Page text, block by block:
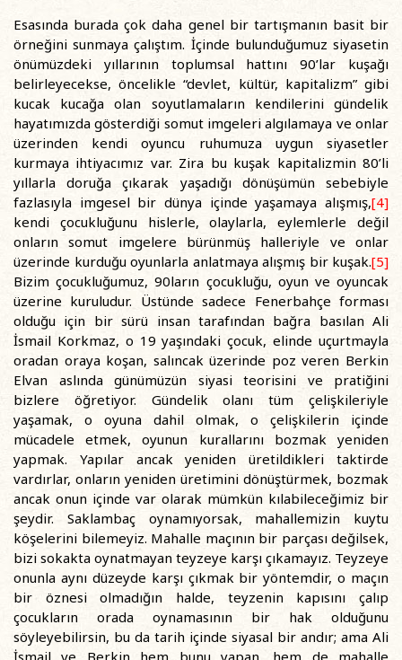
Esasında burada çok daha genel bir tartışmanın basit bir
örneğini sunmaya çalıştım. İçinde bulunduğumuz siyasetin
önümüzdeki yıllarının toplumsal hattını 90’lar kuşağı
belirleyecekse, öncelikle “devlet, kültür, kapitalizm” gibi
kucak kucağa olan soyutlamaların kendilerini gündelik
hayatımızda gösterdiği somut imgeleri algılamaya ve onlar
üzerinden kendi oyuncu ruhumuza uygun siyasetler
kurmaya ihtiyacımız var. Zira bu kuşak kapitalizmin 80’li
yıllarla doruğa çıkarak yaşadığı dönüşümün sebebiyle
fazlasıyla imgesel bir dünya içinde yaşamaya alışmış,[4]
kendi çocukluğunu hislerle, olaylarla, eylemlerle değil
onların somut imgelere bürünmüş halleriyle ve onlar
üzerinde kurduğu oyunlarla anlatmaya alışmış bir kuşak.[5]
Bizim çocukluğumuz, 90ların çocukluğu, oyun ve oyuncak
üzerine kuruludur. Üstünde sadece Fenerbahçe forması
olduğu için bir sürü insan tarafından bağra basılan Ali
İsmail Korkmaz, o 19 yaşındaki çocuk, elinde uçurtmayla
oradan oraya koşan, salıncak üzerinde poz veren Berkin
Elvan aslında günümüzün siyasi teorisini ve pratiğini
bizlere öğretiyor. Gündelik olanı tüm çelişkileriyle
yaşamak, o oyuna dahil olmak, o çelişkilerin içinde
mücadele etmek, oyunun kurallarını bozmak yeniden
yapmak. Yapılar ancak yeniden üretildikleri taktirde
vardırlar, onların yeniden üretimini dönüştürmek, bozmak
ancak onun içinde var olarak mümkün kılabileceğimiz bir
şeydir. Saklambaç oynamıyorsak, mahallemizin kuytu
köşelerini bilemeyiz. Mahalle maçının bir parçası değilsek,
bizi sokakta oynatmayan teyzeye karşı çıkamayız. Teyzeye
onunla aynı düzeyde karşı çıkmak bir yöntemdir, o maçın
bir öznesi olmadığın halde, teyzenin kapısını çalıp
çocukların orada oynamasının bir hak olduğunu
söyleyebilirsin, bu da tarih içinde siyasal bir andır; ama Ali
İsmail ve Berkin hem bunu yapan, hem de mahalle